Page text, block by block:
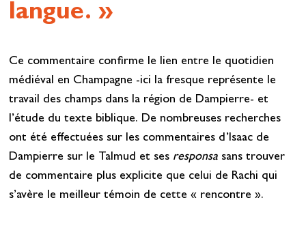
langue. »
Ce commentaire confirme le lien entre le quotidien
médiéval en Champagne -ici la fresque représente le
travail des champs dans la région de Dampierre- et
l’étude du texte biblique. De nombreuses recherches
ont été effectuées sur les commentaires d’Isaac de
Dampierre sur le Talmud et ses responsasans trouver
de commentaire plus explicite que celui de Rachi qui
s’avère le meilleur témoin de cette « rencontre ».